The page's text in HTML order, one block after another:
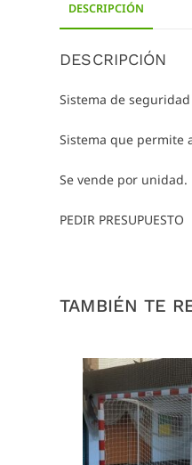
DESCRIPCIÓN
DESCRIPCIÓN
Sistema de
Sistema que permite
Se vende por unidad.
PEDIR PRESUPUESTO
TAMBIÉN TE